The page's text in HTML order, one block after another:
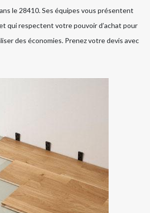
le 28410. Ses équipes vous présentent
qui respectent votre pouvoir d’achat pour
des économies. Prenez votre devis avec